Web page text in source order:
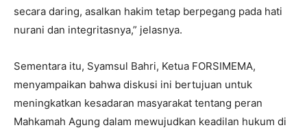
secara daring, asalkan hakim tetap berpegang pada hati
nurani dan integritasnya,” jelasnya.
Sementara itu, Syamsul Bahri, Ketua FORSIMEMA,
menyampaikan bahwa diskusi ini bertujuan untuk
meningkatkan kesadaran masyarakat tentang peran
Mahkamah Agung dalam mewujudkan keadilan hukum di